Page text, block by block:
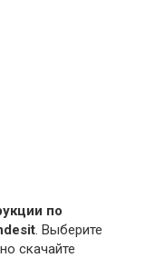
по
. Выберите
скачайте